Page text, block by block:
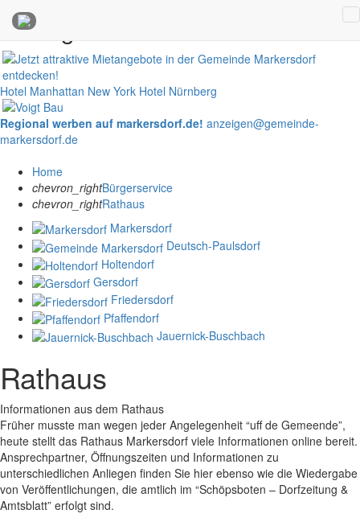
Anzeigen
Hotel Manhattan New York Hotel Nürnberg
Regional werben auf markersdorf.de! anzeigen@gemeinde-
markersdorf.de
Home
chevron_rightBürgerservice
chevron_rightRathaus
Markersdorf
Deutsch-Paulsdorf
Holtendorf
Gersdorf
Friedersdorf
Pfaffendorf
Jauernick-Buschbach
Rathaus
Informationen aus dem Rathaus
Früher musste man wegen jeder Angelegenheit “uff de Gemeende”,
heute stellt das Rathaus Markersdorf viele Informationen online bereit.
Ansprechpartner, Öffnungszeiten und Informationen zu
unterschiedlichen Anliegen finden Sie hier ebenso wie die Wiedergabe
von Veröffentlichungen, die amtlich im “Schöpsboten – Dorfzeitung &
Amtsblatt” erfolgt sind.